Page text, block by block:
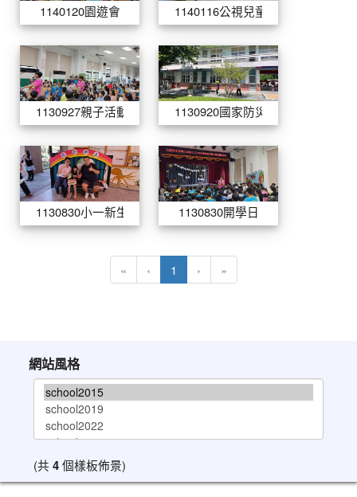
1140120園遊會 1140116公視兒童影展
1130927親子活動-當我們黏在起
1130927親子活動-當我們黏在起
1130920國家
1130920國家防災日
1130830小一新生入學
1130830小一新生入學
1130830開學日
1130830開學日
« ‹ 1 (目前頁次)
› »
網站風格
(共 4個樣板佈景)